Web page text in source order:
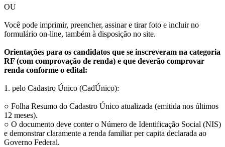
OU
Você pode imprimir, preencher, assinar e tirar foto e incluir no
formulário on-line, também à disposição no site.
Orientações para os candidatos que se inscreveram na categoria
RF (com comprovação de renda) e que deverão comprovar
renda conforme o edital:
1. pelo Cadastro Único (CadÚnico):
○ Folha Resumo do Cadastro Único atualizada (emitida nos últimos
12 meses).
○ O documento deve conter o Número de Identificação Social (NIS)
e demonstrar claramente a renda familiar per capita declarada ao
Governo Federal.